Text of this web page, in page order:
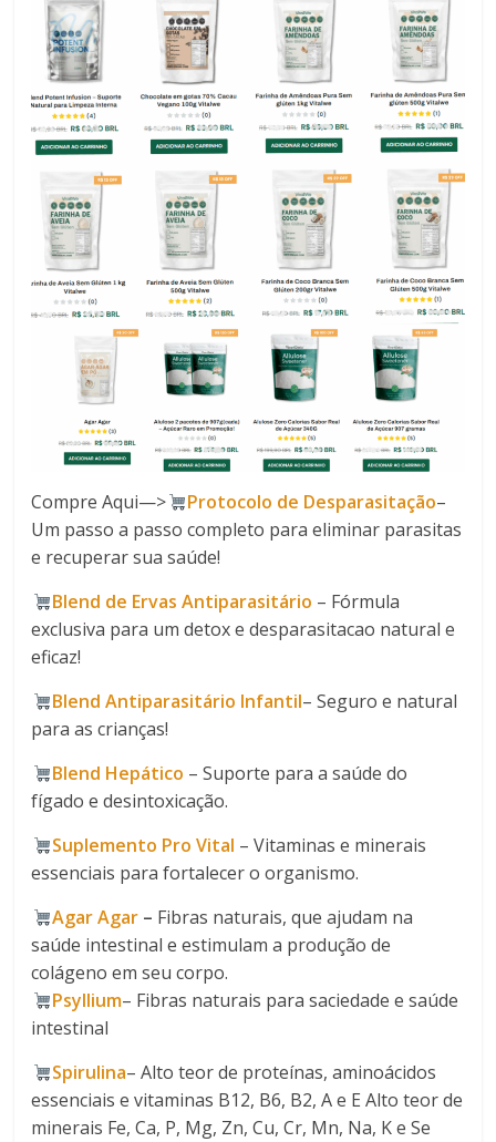
Compre Aqui—> Protocolo de Desparasitação–
Um passo a passo completo para eliminar parasitas
e recuperar sua saúde!
Blend de Ervas Antiparasitário – Fórmula
exclusiva para um detox e desparasitacao natural e
eficaz!
Blend Antiparasitário Infantil– Seguro e natural
para as crianças!
Blend Hepático – Suporte para a saúde do
fígado e desintoxicação.
Suplemento Pro Vital – Vitaminas e minerais
essenciais para fortalecer o organismo.
Agar Agar– Fibras naturais, que ajudam na
saúde intestinal e estimulam a produção de
colágeno em seu corpo.
Psyllium– Fibras naturais para saciedade e saúde
intestinal
Spirulina​– Alto teor de proteínas, aminoácidos
essenciais e vitaminas B12, B6, B2, A e E Alto teor de
minerais Fe, Ca, P, Mg, Zn, Cu, Cr, Mn, Na, K e Se